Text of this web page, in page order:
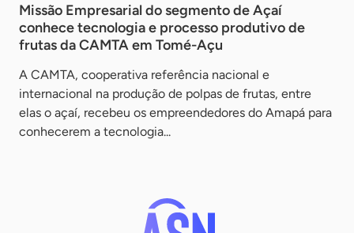
Missão Empresarial do segmento de Açaí
conhece tecnologia e processo produtivo de
frutas da CAMTA em Tomé-Açu
A CAMTA, cooperativa referência nacional e
internacional na produção de polpas de frutas, entre
elas o açaí, recebeu os empreendedores do Amapá para
conhecerem a tecnologia...